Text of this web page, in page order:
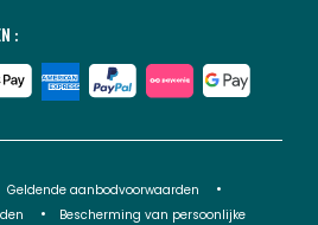
:
Geldende aanbodvoorwaarden
Bescherming van persoonlijke